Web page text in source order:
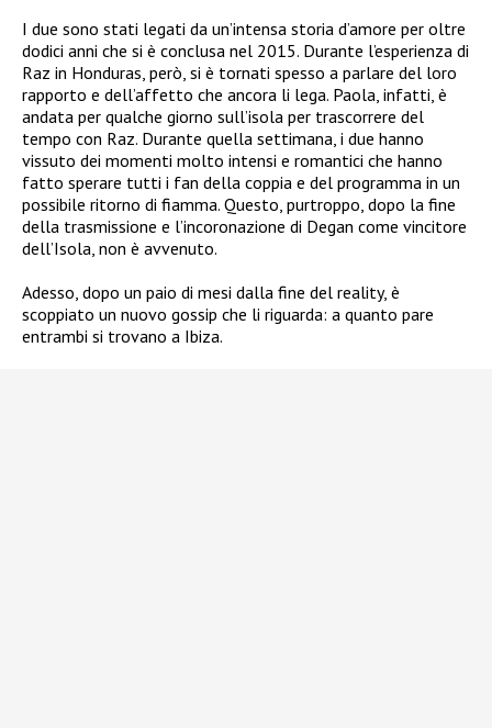
I due sono stati legati da un’intensa storia d’amore per oltre
dodici anni che si è conclusa nel 2015. Durante l’esperienza di
Raz in Honduras, però, si è tornati spesso a parlare del loro
rapporto e dell’affetto che ancora li lega. Paola, infatti, è
andata per qualche giorno sull’isola per trascorrere del
tempo con Raz. Durante quella settimana, i due hanno
vissuto dei momenti molto intensi e romantici che hanno
fatto sperare tutti i fan della coppia e del programma in un
possibile ritorno di fiamma. Questo, purtroppo, dopo la fine
della trasmissione e l’incoronazione di Degan come vincitore
dell’Isola, non è avvenuto.
Adesso, dopo un paio di mesi dalla fine del reality, è
scoppiato un nuovo gossip che li riguarda: a quanto pare
entrambi si trovano a Ibiza.